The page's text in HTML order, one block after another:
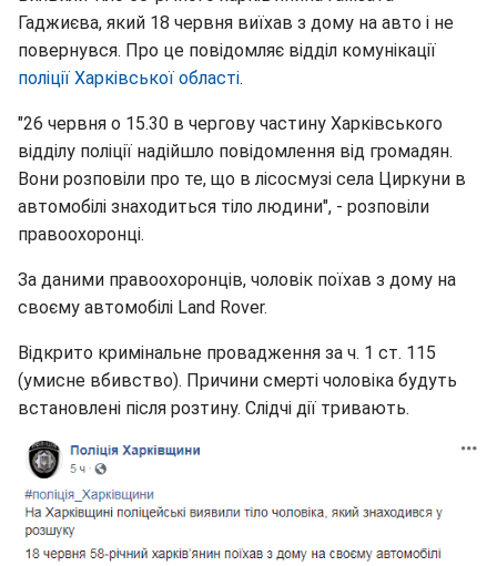
Гаджиєва, який 18 червня виїхав з дому на авто і не
повернувся. Про це повідомляє відділ комунікації
поліції Харківської області.
"26 червня о 15.30 в чергову частину Харківського
відділу поліції надійшло повідомлення від громадян.
Вони розповіли про те, що в лісосмузі села Циркуни в
автомобілі знаходиться тіло людини", - розповіли
правоохоронці.
За даними правоохоронців, чоловік поїхав з дому на
своєму автомобілі Land Rover.
Відкрито кримінальне провадження за ч. 1 ст. 115
(умисне вбивство). Причини смерті чоловіка будуть
встановлені після розтину. Слідчі дії тривають.